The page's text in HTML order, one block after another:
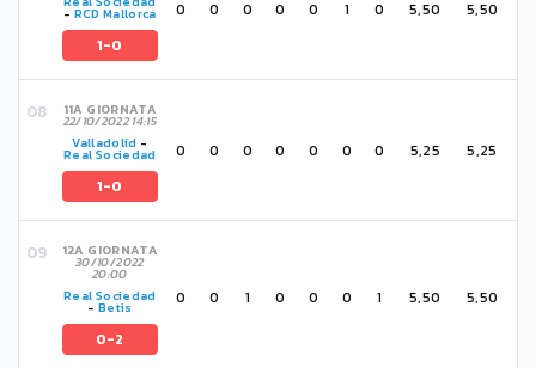
- RCD Mallorca
1-0
0 0 0 0 0 1 0 5,50 5,50
11A GIORNATA
22/10/2022 14:15
Valladolid -
Real Sociedad
1-0
0 0 0 0 0 0 0 5,25 5,25
12A GIORNATA
30/10/2022
20:00
Real Sociedad
- Betis
0-2
0 0 1 0 0 0 1 5,50 5,50